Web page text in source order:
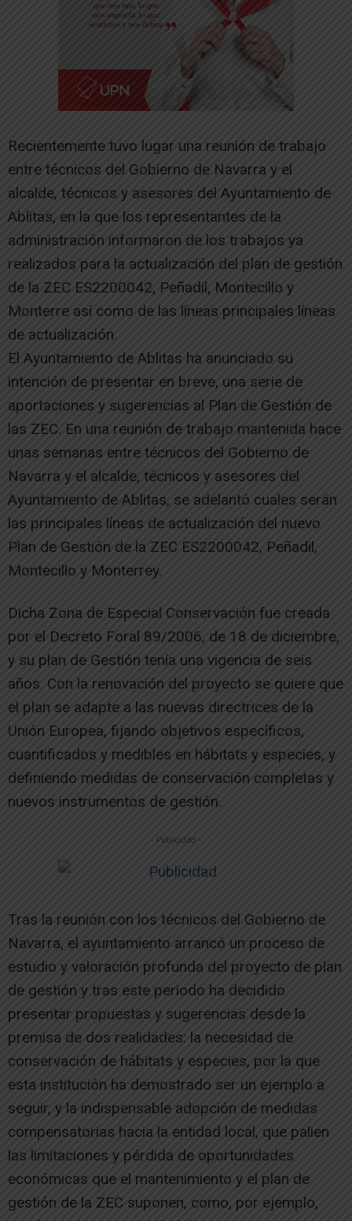
Recientemente tuvo lugar una reunión de trabajo
entre técnicos del Gobierno de Navarra y el
alcalde, técnicos y asesores del Ayuntamiento de
Ablitas, en la que los representantes de la
administración informaron de los trabajos ya
realizados para la actualización del plan de gestión
de la ZEC ES2200042, Peñadil, Montecillo y
Monterre así como de las líneas principales líneas
de actualización.
El Ayuntamiento de Ablitas ha anunciado su
intención de presentar en breve, una serie de
aportaciones y sugerencias al Plan de Gestión de
las ZEC. En una reunión de trabajo mantenida hace
unas semanas entre técnicos del Gobierno de
Navarra y el alcalde, técnicos y asesores del
Ayuntamiento de Ablitas, se adelantó cuales serán
las principales líneas de actualización del nuevo
Plan de Gestión de la ZEC ES2200042, Peñadil,
Montecillo y Monterrey.
Dicha Zona de Especial Conservación fue creada
por el Decreto Foral 89/2006, de 18 de diciembre,
y su plan de Gestión tenía una vigencia de seis
años. Con la renovación del proyecto se quiere que
el plan se adapte a las nuevas directrices de la
Unión Europea, fijando objetivos específicos,
cuantificados y medibles en hábitats y especies, y
definiendo medidas de conservación completas y
nuevos instrumentos de gestión.
-- Publicidad --
Tras la reunión con los técnicos del Gobierno de
Navarra, el ayuntamiento arrancó un proceso de
estudio y valoración profunda del proyecto de plan
de gestión y tras este periodo ha decidido
presentar propuestas y sugerencias desde la
premisa de dos realidades: la necesidad de
conservación de hábitats y especies, por la que
esta institución ha demostrado ser un ejemplo a
seguir, y la indispensable adopción de medidas
compensatorias hacia la entidad local, que palien
las limitaciones y pérdida de oportunidades
económicas que el mantenimiento y el plan de
gestión de la ZEC suponen, como, por ejemplo,